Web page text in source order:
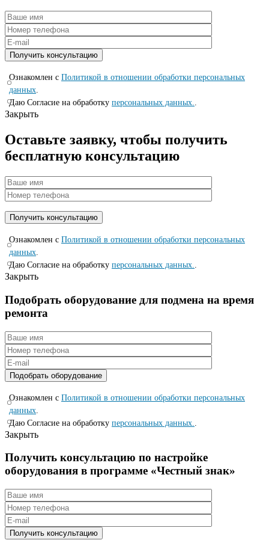
Ознакомлен с Политикой в отношении обработки персональных
данных.
Даю Согласие на обработку персональных данных..
Закрыть
Оставьте заявку, чтобы получить
бесплатную консультацию
Ознакомлен с Политикой в отношении обработки персональных
данных.
Даю Согласие на обработку персональных данных..
Закрыть
Подобрать оборудование для подмена на время
ремонта
Ознакомлен с Политикой в отношении обработки персональных
данных
Даю Согласие на обработку персональных данных.
Закрыть
Получить консультацию по настройке
оборудования в программе «Честный знак»